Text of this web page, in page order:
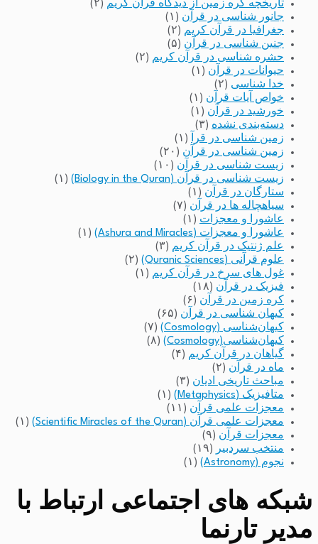
تاریخچه کره زمین از دیدگاه قرآن کریم (۲)
جانور شناسی در قرآن (۱)
جغرافیا در قرآن کریم (۲)
جنین شناسی در قرآن (۵)
حشره شناسی در قرآن کریم (۲)
حیوانات در قرآن (۱)
خدا شناسی (۲)
خواص آیات قرآن (۱)
خورشید در قرآن (۱)
دسته‌بندی نشده (۳)
زمین شناسی در قرآ
(۱)
زمین شناسی در قرآن (۲۰)
زیست شناسی در قرآن (۱۰)
زیست شناسی در قرآن (Biology in the Quran)
(۱)
ستارگان در قرآن (۱)
سیاهچاله ها در قرآن (۷)
عاشورا و معجزات (۱)
عاشورا و معجزات (Ashura and Miracles)
(۱)
علم ژنتیک در قرآن کریم (۳)
علوم قرآنی (Quranic Sciences)
(۲)
غول های سرخ در قرآن کریم (۱)
فیزیک در قرآن (۱۸)
کره زمین در قرآن (۶)
کیهان شناسی در قرآن (۶۵)
کیهان‌شناسی (Cosmology)
(۷)
کیهان‌شناسی(Cosmology)
(۸)
گیاهان در قرآن کریم (۴)
ماه در قرآن (۲)
مباحث تاریخی ادیان (۳)
متافیزیک (Metaphysics)
(۱)
معجزات علمی قرآن (۱۱)
معجزات علمی قرآن (Scientific Miracles of the Quran)
(۱)
معجزات قرآن (۹)
منتخب سردبیر
(۱۹)
نجوم (Astronomy)
(۱)
شبکه های اجتماعی ارتباط با
مدیر تارنما